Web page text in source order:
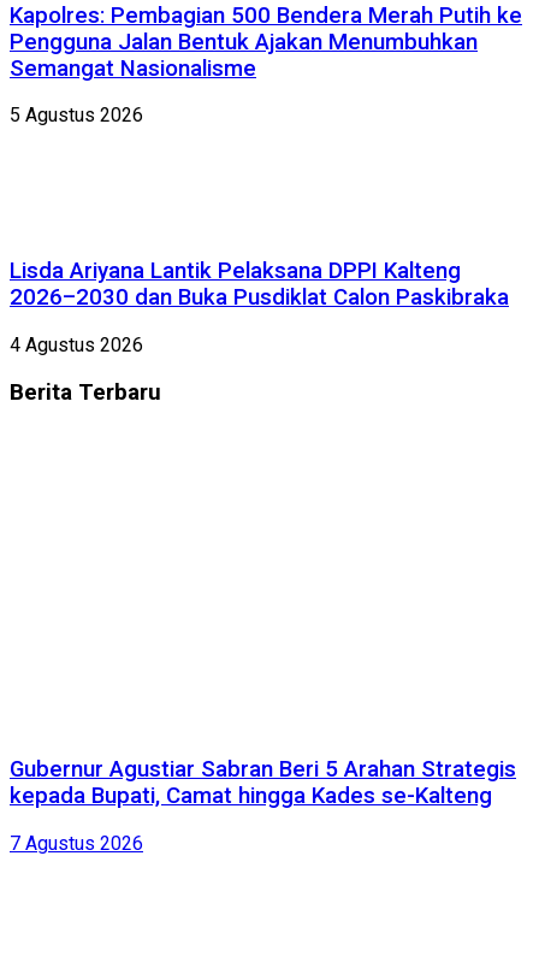
Kapolres: Pembagian 500 Bendera Merah Putih ke
Pengguna Jalan Bentuk Ajakan Menumbuhkan
Semangat Nasionalisme
5 Agustus 2026
Lisda Ariyana Lantik Pelaksana DPPI Kalteng
2026–2030 dan Buka Pusdiklat Calon Paskibraka
4 Agustus 2026
Berita Terbaru
Gubernur Agustiar Sabran Beri 5 Arahan Strategis
kepada Bupati, Camat hingga Kades se-Kalteng
7 Agustus 2026